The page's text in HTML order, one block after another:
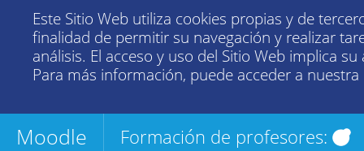
Este Sitio Web utiliza cookies propias y de
finalidad de permitir su navegación y realizar
análisis. El acceso y uso del Sitio Web implica su
Para más información, puede acceder a nuestra
Moodle Formación de profesores: